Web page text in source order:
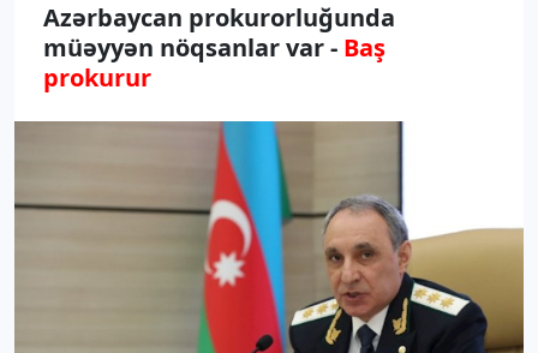
Azərbaycan prokurorluğunda
müəyyən nöqsanlar var - Baş
prokurur